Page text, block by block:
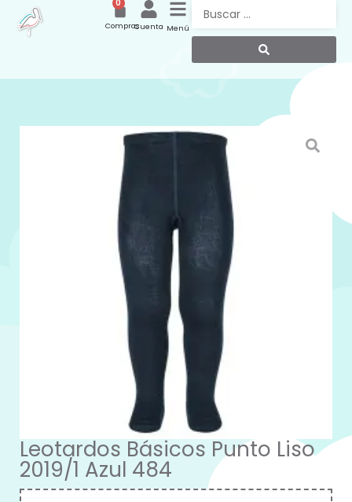
Menú
Cuenta
0
Compras
Leotardos Básicos Punto Liso
2019/1 Azul 484